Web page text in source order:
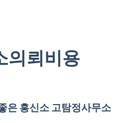
의뢰비용
은 흥신소 고탐정사무소